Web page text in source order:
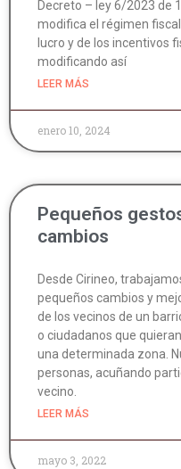
Decreto – ley 6/2023 de
modifica el régimen
lucro y de los incentivos
modificando así
LEER MÁS
enero 10, 2024
Pequeños
cambios
Desde Cirineo,
pequeños cambios y
de los vecinos de un
o ciudadanos que
una determinada zona.
personas, acuñando
vecino.
LEER MÁS
mayo 3, 2022